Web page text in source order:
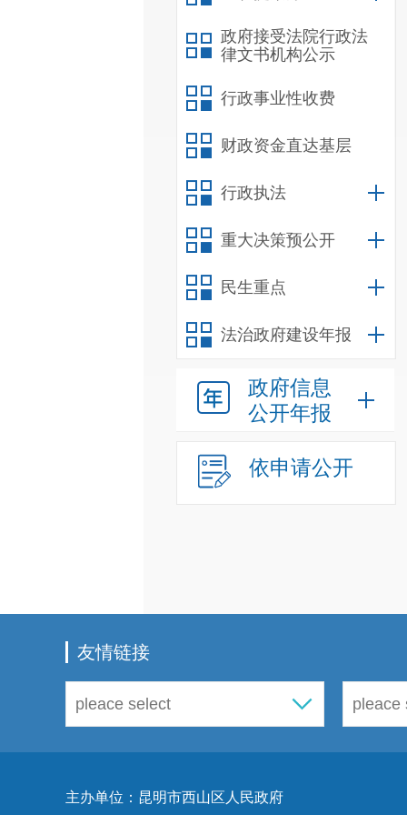
政府接受法院行政法
律文书机构公示
行政事业性收费
财政资金直达基层
行政执法
重大决策预公开
民生重点
法治政府建设年报
政府信息
公开年报
依申请公开
友情链接
主办单位：昆明市西山区人民政府